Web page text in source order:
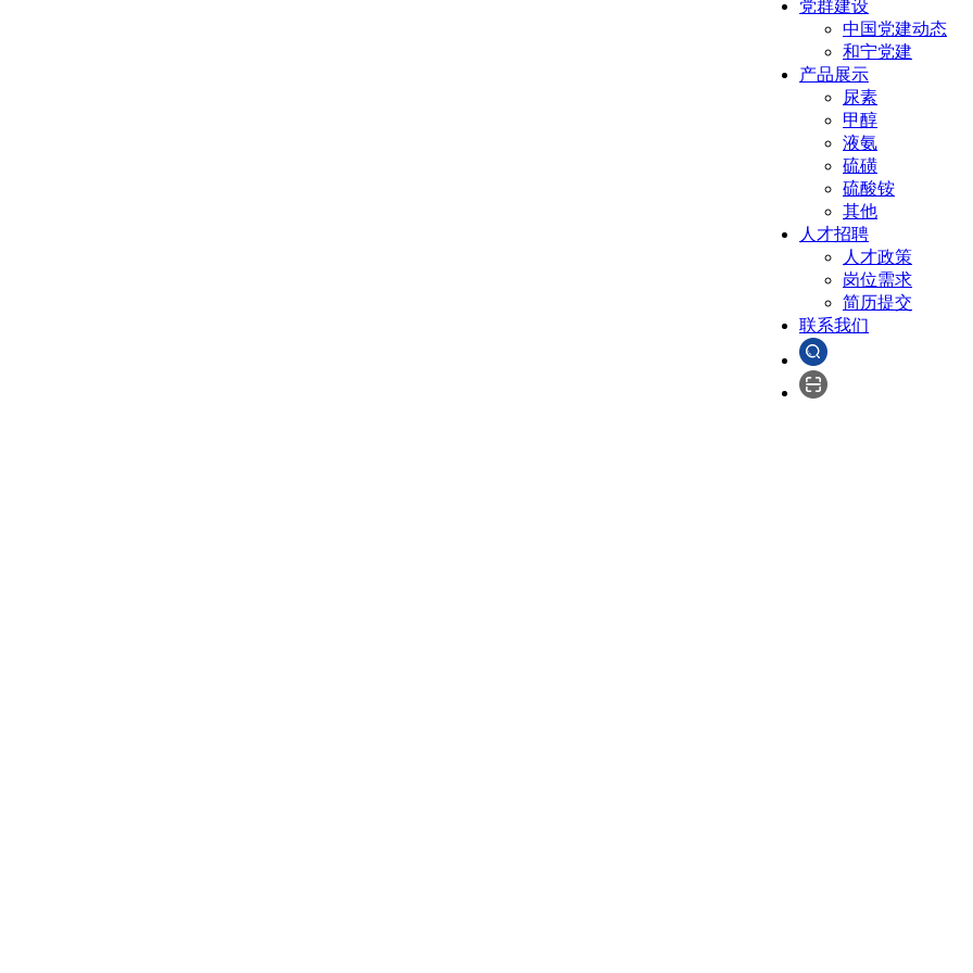
党群建设
中国党建动态
和宁党建
产品展示
尿素
甲醇
液氨
硫磺
硫酸铵
其他
人才招聘
人才政策
岗位需求
简历提交
联系我们